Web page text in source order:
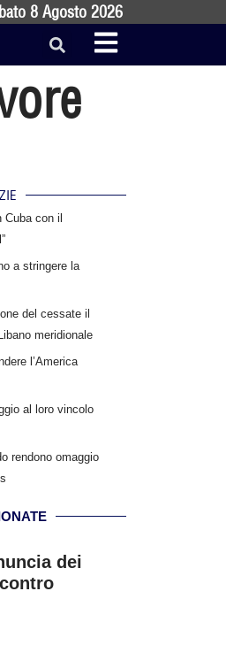
8 Agosto 2026
con il
a stringere la
del cessate il
meridionale
l’America
al loro vincolo
rendono omaggio
dei